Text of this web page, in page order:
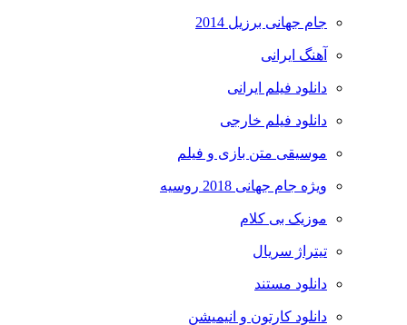
جام جهانی برزیل 2014
آهنگ ایرانی
دانلود فیلم ایرانی
دانلود فیلم خارجی
موسیقی متن بازی و فیلم
ویژه جام جهانی 2018 روسیه
موزیک بی کلام
تیتراژ سریال
دانلود مستند
دانلود کارتون و انیمیشن